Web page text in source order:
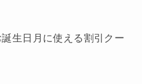
生日月に使える割引クー